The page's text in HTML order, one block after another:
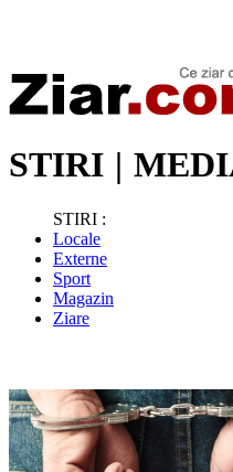
STIRI |
STIRI :
Locale
Externe
Sport
Magazin
Ziare